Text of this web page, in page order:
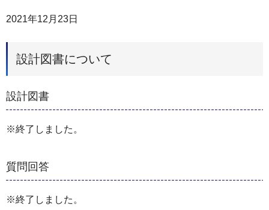
2021年12月23日
設計図書について
設計図書
※終了しました。
質問回答
※終了しました。